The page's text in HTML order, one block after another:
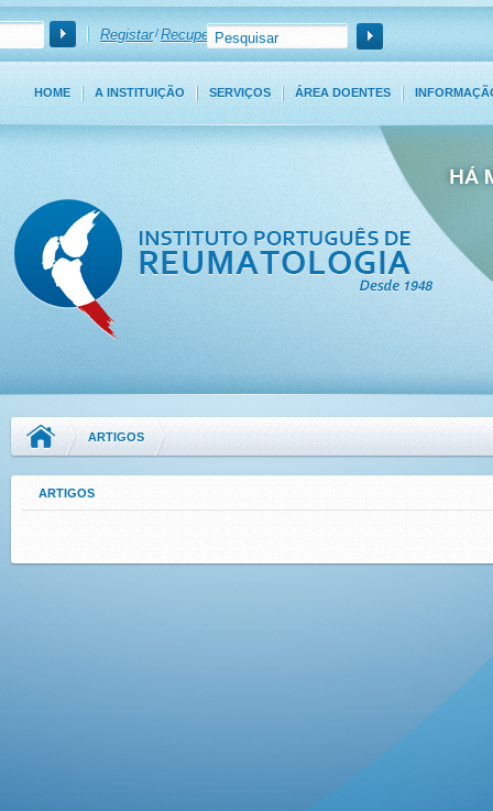
Registar/Recuperar Password
HOME A INSTITUIÇÃO SERVIÇOS ÁREA DOENTES
ARTIGOS
ARTIGOS